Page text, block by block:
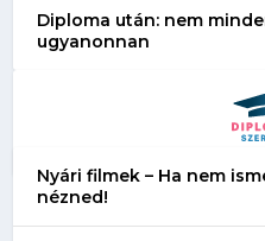
Diploma után: nem
ugyanonnan
Nyári filmek – Ha nem
nézned!